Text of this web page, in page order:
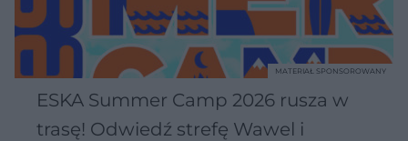
ESKA Summer Camp 2026 rusza w
trasę! Odwiedź strefę Wawel i
MATERIAŁ SPONSOROWANY